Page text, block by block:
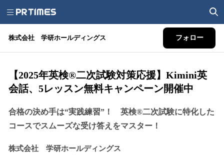
株式会社 学研ホールディングス フォロー
【2025年英検®二次試験対策応援】Kimini英
会話、5レッスン無料キャンペーン開催中
合格の決め手は“実践練習”！ 英検®二次試験に特化した
コースでスムーズな受け答えをマスター！
株式会社 学研ホールディングス